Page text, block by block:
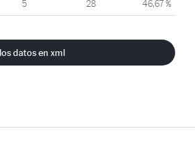
5 28 46,67 %
datos en xml